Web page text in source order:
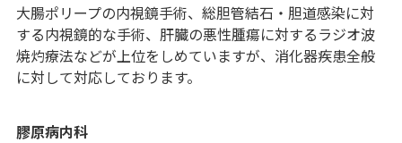
大腸ポリープの内視鏡手術、総胆管結石・胆道感染に対
する内視鏡的な手術、肝臓の悪性腫瘍に対するラジオ波
焼灼療法などが上位をしめていますが、消化器疾患全般
に対して対応しております。
膠原病内科